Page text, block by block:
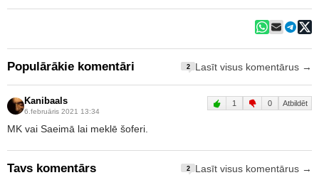
Populārākie komentāri 2 Lasīt visus komentārus →
Kanibaals
6.februāris 2021 13:34
1 0 Atbildēt
MK vai Saeimā lai meklē šoferi.
Tavs komentārs 2 Lasīt visus komentārus →